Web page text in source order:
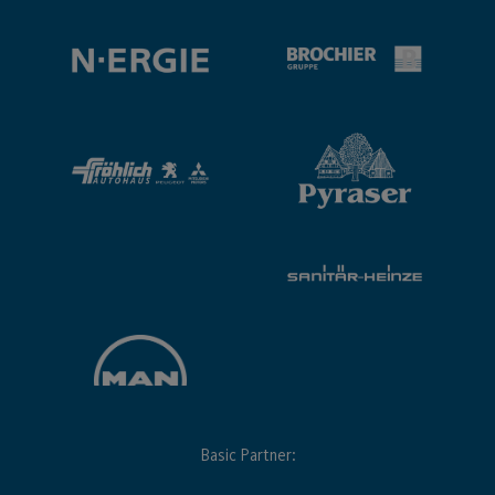
Basic Partner: